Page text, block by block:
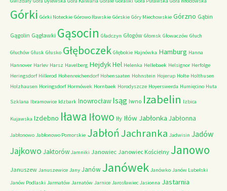
Górki Górki Noteckie Górowo Iławskie Górskie Góry Miechowskie Górzno Gąbin
Gągolin Gągławki Gąsocin Gładczyn Głogów Głomsk Głowaczów Głuch
Głuchów Głusk Głusko Głęboczek Głębokie Hajnówka Hamburg Hanna
Hannover Harlev Harsz Havelberg HejdykHel Helenka Hellebaek Helsignor Herfolge
Heringsdorf Hillerod Hohenreichendorf Hohensaaten Hohnstein Hojerup Holte Holthusen
Holzhausen Horingsdorf Hormówek Hornbaek Horodyszcze Hoyerswerda Humięcino Huta
Szklana Ibramowice Idzbark Inowrocław Isąg Iwno Izabelin Izbica
Kujawska Izdebno Iława Iłowo Iły Iłów Jabłonka Jabłonna
Jabłonowo Jabłonowo Pomorskie JabłońJachranka Jadwisin Jadów
Jajkowo Jaktorów Jamniki Janowiec Janowiec Kościelny Janowo
Januszew Januszewice Jany Janów Janówek Janówko Janów Lubelski
Janów Podlaski Jarmatów Jarnatów Jarnice Jarosławiec Jasionna Jastarnia